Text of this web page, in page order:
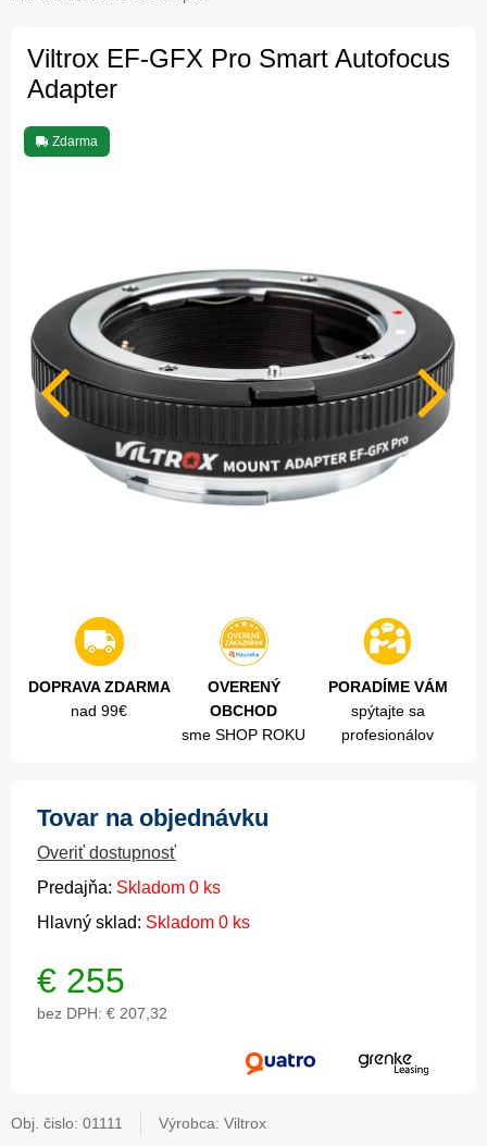
Viltrox EF-GFX Pro Smart Autofocus
Adapter
Zdarma
DOPRAVA ZDARMA
nad 99€
OVERENÝ
OBCHOD
sme SHOP ROKU
PORADÍME VÁM
spýtajte sa
profesionálov
Tovar na objednávku
Overiť dostupnosť
Predajňa: Skladom 0 ks
Hlavný sklad: Skladom 0 ks
€ 255
bez DPH: € 207,32
Obj. čislo: 01111 Výrobca: Viltrox